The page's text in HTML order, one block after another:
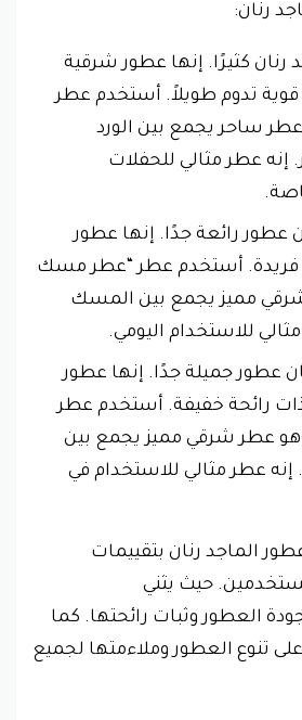
رنان:
رنان كثيرًا. إنها عطور شرقية
قوية تدوم طويلاً. أستخدم عطر
ساحر يجمع بين الورد
إنه عطر مثالي للحفلات
عطور رائعة جدًا. إنها عطور
فريدة. أستخدم عطر “عطر مسك
مميز يجمع بين المسك
للاستخدام اليومي.
عطور جميلة جدًا. إنها عطور
رائحة خفيفة. أستخدم عطر
عطر شرقي مميز يجمع بين
إنه عطر مثالي للاستخدام في
الماجد رنان بتقييمات
حيث يثني
العطور وثبات رائحتها. كما
تنوع العطور وملاءمتها لجميع